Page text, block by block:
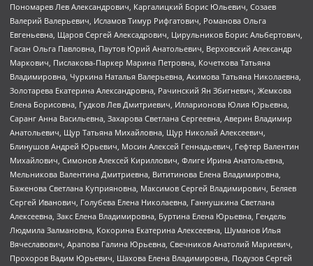
Пономарев Лев Александрович, Каргалицкий Борис Юльевич, Созаев
Валерий Валерьевич, Исламов Тимур Рифгатович, Романова Ольга
Евгеньевна, Щаров Сергей Алексадрович, Цирульников Борис Альбертович,
Гасан Ольга Павловна, Паутов Юрий Анатольевич, Верховский Александр
Маркович, Пислакова-Паркер Марина Петровна, Кочеткова Татьяна
Владимировна, Чуркина Наталья Валерьевна, Акимова Татьяна Николаевна,
Золотарева Екатерина Александровна, Рачинский Ян Збигневич, Жемкова
Елена Борисовна, Гудков Лев Дмитриевич, Илларионова Юлия Юрьевна,
Саранг Анна Васильевна, Захарова Светлана Сергеевна, Аверин Владимир
Анатольевич, Щур Татьяна Михайловна, Щур Николай Алексеевич,
Блинушов Андрей Юрьевич, Мосин Алексей Геннадьевич, Гефтер Валентин
Михайлович, Симонов Алексей Кириллович, Флиге Ирина Анатольевна,
Мельникова Валентина Дмитриевна, Вититинова Елена Владимировна,
Баженова Светлана Куприяновна, Максимов Сергей Владимирович, Беляев
Сергей Иванович, Голубева Елена Николаевна, Ганнушкина Светлана
Алексеевна, Закс Елена Владимировна, Буртина Елена Юрьевна, Гендель
Людмила Залмановна, Кокорина Екатерина Алексеевна, Шуманов Илья
Вячеславович, Арапова Галина Юрьевна, Свечников Анатолий Мариевич,
Прохоров Вадим Юрьевич, Шахова Елена Владимировна, Подузов Сергей